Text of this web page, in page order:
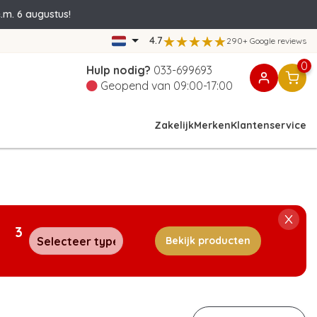
6 augustus!
4.7 290+ Google reviews
Hulp nodig? 033-699693
Geopend van 09:00-17:00
0
ZakelijkMerkenKlantenservice
3 Bekijk producten